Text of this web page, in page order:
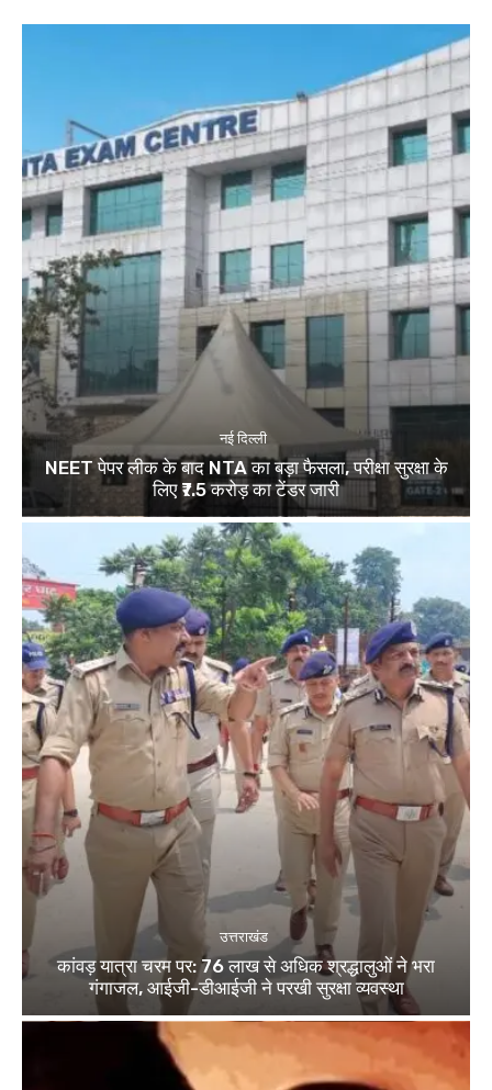
नई दिल्ली
NEET पेपर लीक के बाद NTA का बड़ा फैसला, परीक्षा सुरक्षा के
लिए ₹7.5 करोड़ का टेंडर जारी
उत्तराखंड
कांवड़ यात्रा चरम पर: 76 लाख से अधिक श्रद्धालुओं ने भरा
गंगाजल, आईजी-डीआईजी ने परखी सुरक्षा व्यवस्था